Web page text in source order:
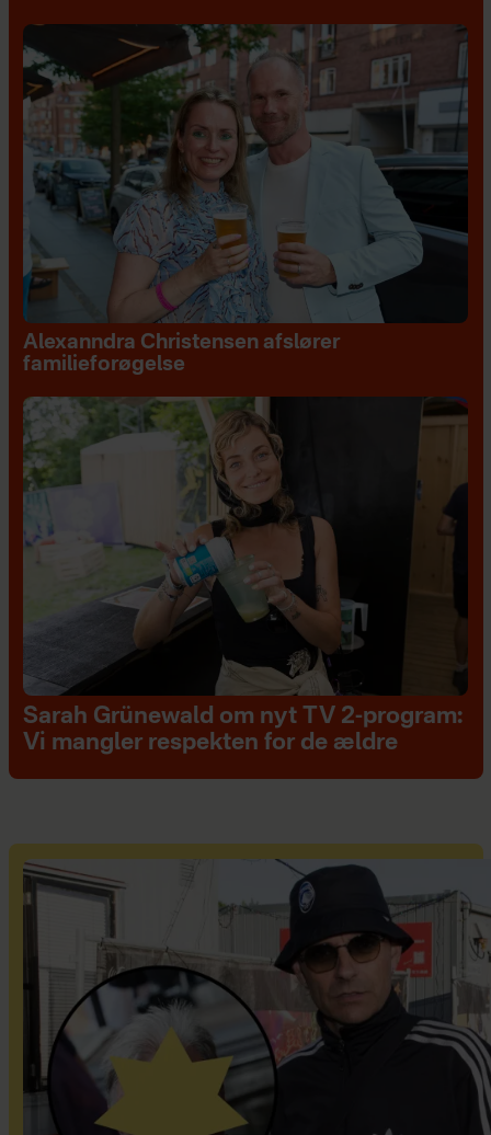
Alexanndra Christensen afslører
familieforøgelse
Sarah Grünewald om nyt TV 2-program:
Vi mangler respekten for de ældre